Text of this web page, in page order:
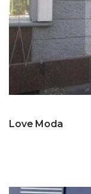
Love Moda